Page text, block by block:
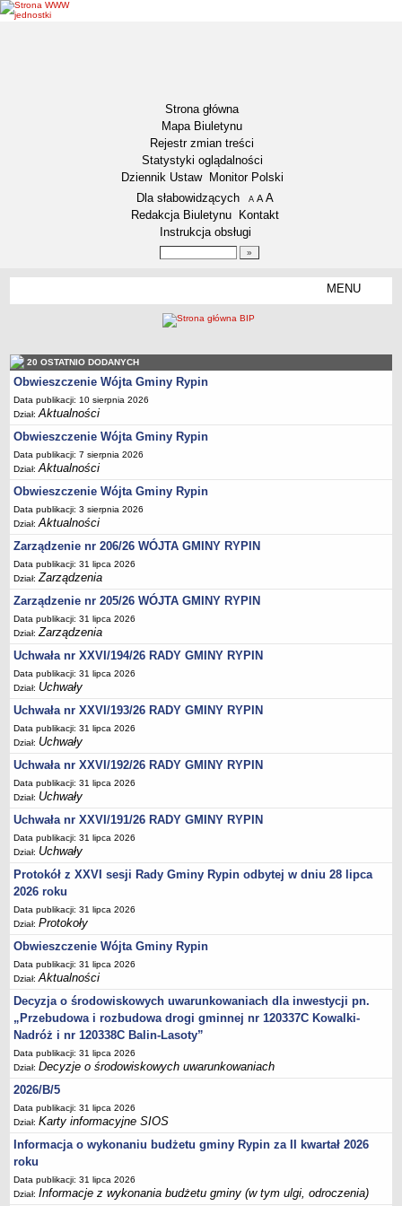
Strona główna
Mapa Biuletynu
Rejestr zmian treści
Statystyki oglądalności
Dziennik Ustaw
Monitor Polski
Menu dodatkowe
Dla słabowidzących A pomniejsz czcionkę
A standardowy rozmiar czcionki
A
Redakcja Biuletynu
Kontakt
Instrukcja obsługi
MENU
Lokalizacja
Insygnia gminy
Dane statystyczne
Zadania publiczne
Związki i stowarzyszenia
Realizacja zadań publicznych
Rejestr zbiorów danych osobowych
Rejestr instytucji kultury
RODO Klauzule informacyjne
AKTUALNOŚCI I OGŁOSZENIA
URZĄD GMINY
Dane teleadresowe
Tabela informacyjna
Nr konta bankowego, NIP, REGON
Pracownicy urzędu - urząd gminy
Pracownicy urzędu - baza magazynowo - warsztatowa
Kompetencje referatów
Regulamin organizacyjny
Regulamin naboru na wolne stanowiska urzędnicze
Lista kandydatów spełniających wymagania formalne w naborach na
wolne stanowiska urzędnicze
Wyniki naboru na wolne stanowiska urzędnicze
Petycje
Sygnaliści
Galeria
Raporty o stanie dostępności
Wnioski
WŁADZE I STRUKTURA
Struktura organizacyjna
Rada gminy
Wójt
Urząd gminy
Jednostki organizacyjne, GOPS, Instytucja kultury, OSP
Jednostki pomocnicze - sołectwa
Plan pracy komisji rewizyjnej
20 OSTATNIO DODANYCH
Obwieszczenie Wójta Gminy Rypin
Data publikacji: 10 sierpnia 2026
Dział:Aktualności
Obwieszczenie Wójta Gminy Rypin
Data publikacji: 7 sierpnia 2026
Dział:Aktualności
Obwieszczenie Wójta Gminy Rypin
Data publikacji: 3 sierpnia 2026
Dział:Aktualności
Zarządzenie nr 206/26 WÓJTA GMINY RYPIN
Data publikacji: 31 lipca 2026
Dział:Zarządzenia
Zarządzenie nr 205/26 WÓJTA GMINY RYPIN
Data publikacji: 31 lipca 2026
Dział:Zarządzenia
Uchwała nr XXVI/194/26 RADY GMINY RYPIN
Data publikacji: 31 lipca 2026
Dział: Uchwały
Uchwała nr XXVI/193/26 RADY GMINY RYPIN
Data publikacji: 31 lipca 2026
Dział: Uchwały
Uchwała nr XXVI/192/26 RADY GMINY RYPIN
Data publikacji: 31 lipca 2026
Dział: Uchwały
Uchwała nr XXVI/191/26 RADY GMINY RYPIN
Data publikacji: 31 lipca 2026
Dział: Uchwały
Protokół z XXVI sesji Rady Gminy Rypin odbytej w dniu 28 lipca
2026 roku
Data publikacji: 31 lipca 2026
Dział:Protokoły
Obwieszczenie Wójta Gminy Rypin
Data publikacji: 31 lipca 2026
Dział:Aktualności
Decyzja o środowiskowych uwarunkowaniach dla inwestycji pn.
„Przebudowa i rozbudowa drogi gminnej nr 120337C Kowalki-
Nadróż i nr 120338C Balin-Lasoty”
Data publikacji: 31 lipca 2026
Dział:Decyzje o środowiskowych uwarunkowaniach
2026/B/5
Data publikacji: 31 lipca 2026
Dział:Karty informacyjne SIOS
Informacja o wykonaniu budżetu gminy Rypin za II kwartał 2026
roku
Data publikacji: 31 lipca 2026
Dział:Informacje z wykonania budżetu gminy (w tym ulgi, odroczenia)